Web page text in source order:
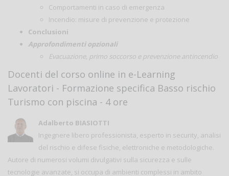
Comportamenti in caso di emergenza
Incendio: misure di prevenzione e protezione
Conclusioni
Approfondimenti opzionali
Evacuazione, primo soccorso e prevenzione antincendio
Docenti del corso online in e-Learning
Lavoratori - Formazione specifica Basso rischio
Turismo con piscina - 4 ore
Adalberto BIASIOTTI
Ingegnere libero professionista, esperto in security, analisi
del rischio e difese fisiche, elettroniche e metodologiche.
Autore di numerosi volumi divulgativi sulla sicurezza e sulle
tecnologie avanzate, si occupa di ambienti complessi in ambito